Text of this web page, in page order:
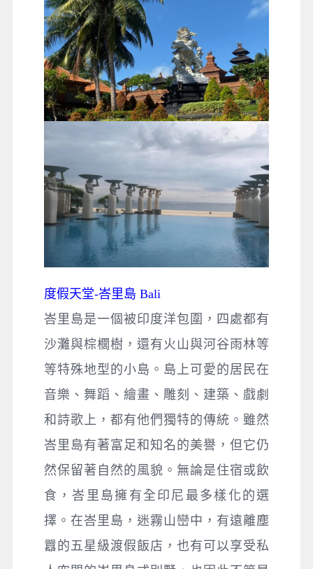
度假天堂-峇里島 Bali
峇里島是一個被印度洋包圍，四處都有
沙灘與棕櫚樹，還有火山與河谷雨林等
等特殊地型的小島。島上可愛的居民在
音樂、舞蹈、繪畫、雕刻、建築、戲劇
和詩歌上，都有他們獨特的傳統。雖然
峇里島有著富足和知名的美譽，但它仍
然保留著自然的風貌。無論是住宿或飲
食，峇里島擁有全印尼最多樣化的選
擇。在峇里島，迷霧山巒中，有遠離塵
囂的五星級渡假飯店，也有可以享受私